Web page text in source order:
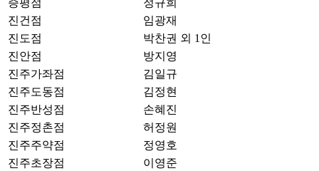
증평점
정규희
진건점
임광재
진도점
박찬권 외 1인
진안점
방지영
진주가좌점
김일규
진주도동점
김정현
진주반성점
손혜진
진주정촌점
허정원
진주주약점
정영호
진주초장점
이영준